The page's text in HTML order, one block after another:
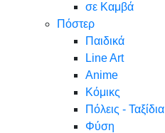
σε Καμβά
Πόστερ
Παιδικά
Line Art
Anime
Κόμικς
Πόλεις - Ταξίδια
Φύση